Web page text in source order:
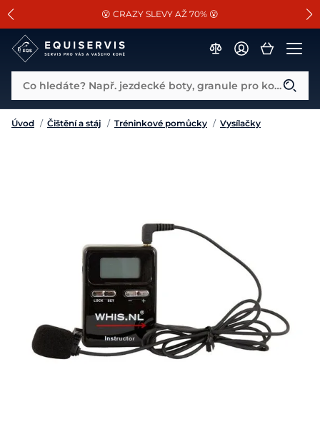
SLEVA 13% na vše od Cassini!
😮 CRAZY SLEVY AŽ 70% 😮
📐Pasování a doplňky k vybraným sedlům ZDARMA 🐴
Co hledáte? Např. jezdecké boty, granule pro koně...
Úvod / Čištění a stáj / Tréninkové pomůcky / Vysílačky